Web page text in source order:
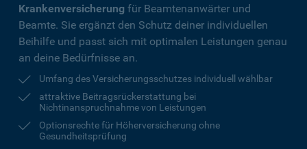
Krankenversicherung für Beamtenanwärter und
Beamte. Sie ergänzt den Schutz deiner individuellen
Beihilfe und passt sich mit optimalen Leistungen genau
an deine Bedürfnisse an.
Umfang des Versicherungsschutzes individuell wählbar
attraktive Beitragsrückerstattung bei
Nichtinanspruchnahme von Leistungen
Optionsrechte für Höherversicherung ohne
Gesundheitsprüfung